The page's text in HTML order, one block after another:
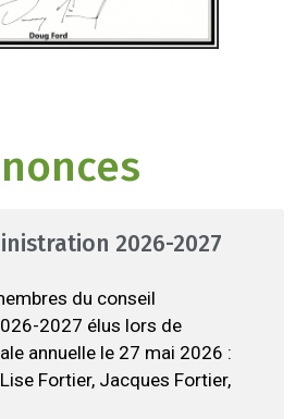
2026-2027
du conseil
2027 élus lors de
annuelle le 27 mai 2026 :
Fortier, Jacques Fortier,